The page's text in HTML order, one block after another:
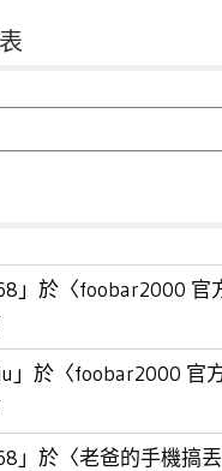
」於〈foobar2000 官
」於〈foobar2000 官
」於〈老爸的手機搞